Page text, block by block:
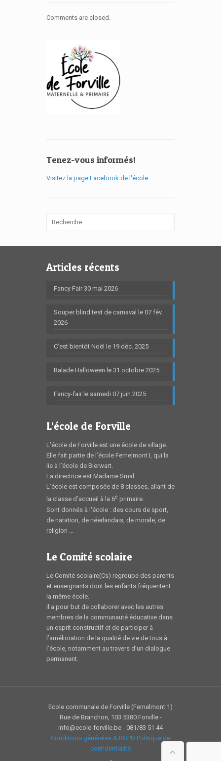
Comments are closed.
Tenez-vous informés!
Visitez la page Facebook de l'école.
Articles récents
Fancy Fair 30 mai 2026
Souper blind test de carnaval le 07 fév.
2026
C’est bientôt Noël le 19 déc. 2025
Balade Halloween le 31 octobre 2025
Fancy-fair le samedi 07 juin 2025
L’école de Forville
L’école de Forville est une école de village.
Elle fait partie de l’école Fernelmont I, qui la
lie à l’école de Bierwart.
La directrice est Madame Smal.
L’école est composée de 8 classes, allant de
la classe d’accueil à la 6e primaire.
Sont donnés à l'école : des cours de sport,
de natation, de néerlandais, de morale, de
religion ...
Le Comité scolaire
Le Comité scolaire(Cs) regroupe des parents
et enseignants dont les enfants fréquentent
la même école.
Il a pour but de collaborer avec les autres
membres de la communauté éducative dans
un esprit constructif et de participer à
l’amélioration de la qualité de vie de tous à
l’école, notamment au travers d’un dialogue
permanent.
Ecole communale de Forville (Fernelmont 1)
Rue de Branchon, 103 5380 Forville -
info@ecole-forville.be - 081/83 51 44
Conditions générales & RGPD Politique de
confidentialité